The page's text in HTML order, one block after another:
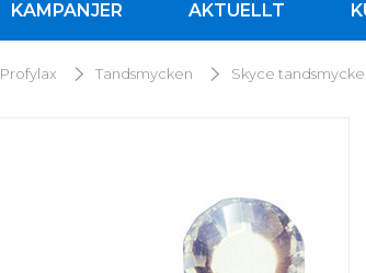
KAMPANJER AKTUELLT
Profylax Tandsmycken Skyce tandsmycke